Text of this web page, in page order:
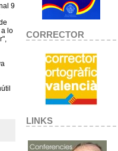
CORRECTOR
LINKS
9
lo